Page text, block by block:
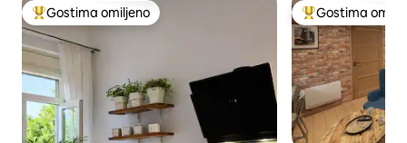
Najuspešniji među gostima omiljenim
Gostima omiljeno Najuspešniji
Gostima